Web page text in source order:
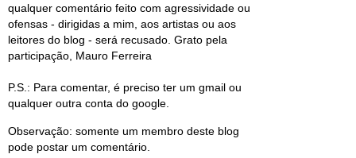
qualquer comentário feito com agressividade ou
ofensas - dirigidas a mim, aos artistas ou aos
leitores do blog - será recusado. Grato pela
participação, Mauro Ferreira
P.S.: Para comentar, é preciso ter um gmail ou
qualquer outra conta do google.
Observação: somente um membro deste blog
pode postar um comentário.